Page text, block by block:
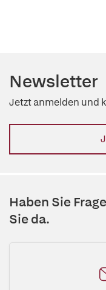
Newsletter
Jetzt anmelden und
Haben Sie
Sie da.